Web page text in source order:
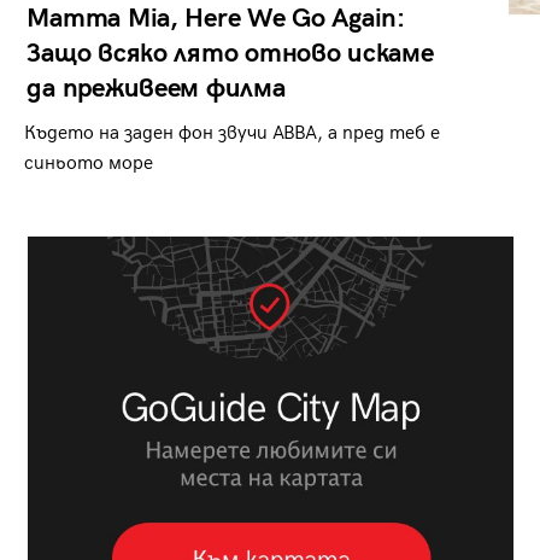
Mamma Mia, Here We Go Again:
Защо всяко лято отново искаме
да преживеем филма
Където на заден фон звучи ABBA, а пред теб е
синьото море